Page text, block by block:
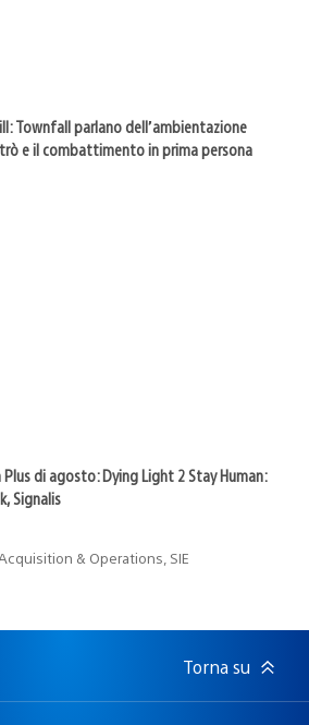
Townfall parlano dell’ambientazione
e il combattimento in prima persona
di agosto: Dying Light 2 Stay Human:
Signalis
& Operations, SIE
Torna su